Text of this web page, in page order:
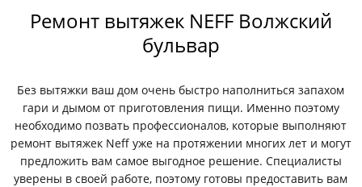
Ремонт вытяжек NEFF Волжский
бульвар
Без вытяжки ваш дом очень быстро наполниться запахом
гари и дымом от приготовления пищи. Именно поэтому
необходимо позвать профессионалов, которые выполняют
ремонт вытяжек Neff уже на протяжении многих лет и могут
предложить вам самое выгодное решение. Специалисты
уверены в своей работе, поэтому готовы предоставить вам